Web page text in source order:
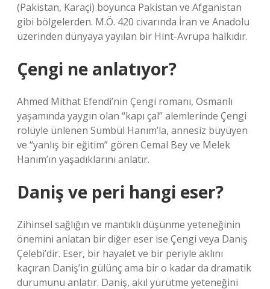
(Pakistan, Karaçi) boyunca Pakistan ve Afganistan
gibi bölgelerden. M.Ö. 420 civarında İran ve Anadolu
üzerinden dünyaya yayılan bir Hint-Avrupa halkıdır.
Çengi ne anlatıyor?
Ahmed Mithat Efendi’nin Çengi romanı, Osmanlı
yaşamında yaygın olan “kapı çal” alemlerinde Çengi
rolüyle ünlenen Sümbül Hanım’la, annesiz büyüyen
ve “yanlış bir eğitim” gören Cemal Bey ve Melek
Hanım’ın yaşadıklarını anlatır.
Daniş ve peri hangi eser?
Zihinsel sağlığın ve mantıklı düşünme yeteneğinin
önemini anlatan bir diğer eser ise Çengi veya Daniş
Çelebi’dir. Eser, bir hayalet ve bir periyle aklını
kaçıran Daniş’in gülünç ama bir o kadar da dramatik
durumunu anlatır. Daniş, akıl yürütme yeteneğini